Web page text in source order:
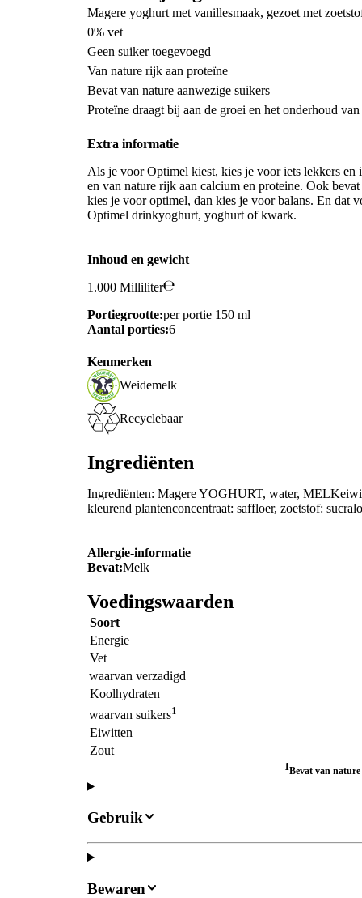
Magere yoghurt met vanillesmaak, gezoet met
0% vet
Geen suiker toegevoegd
Van nature rijk aan proteïne
Bevat van nature aanwezige suikers
Proteïne draagt bij aan de groei en het onderhoud
Extra informatie
Als je voor Optimel kiest, kies je voor iets lekkers en
en van nature rijk aan calcium en proteine. Ook
kies je voor optimel, dan kies je voor balans. En dat
Optimel drinkyoghurt, yoghurt of kwark.
Inhoud en gewicht
1.000 Milliliter
Portiegrootte:per portie 150 ml
Aantal porties:6
Kenmerken
Weidemelk
Recyclebaar
Ingrediënten
Ingrediënten: Magere YOGHURT, water,
kleurend plantenconcentraat: saffloer, zoetstof:
Allergie-informatie
Bevat:Melk
Voedingswaarden
Soort
Energie
Vet
waarvan verzadigd
Koolhydraten
waarvan suikers1
Eiwitten
Zout
1Bevat van nature
Gebruik
Bewaren